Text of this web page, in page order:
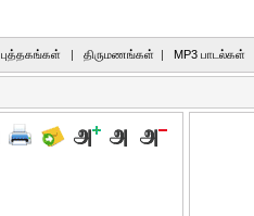
புத்தகங்கள் | திருமணங்கள் | MP3 பாடல்கள்